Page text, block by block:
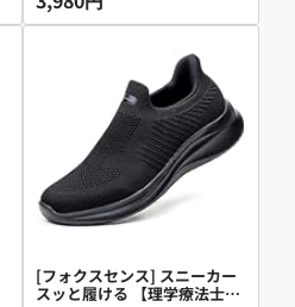
グ ストレートチップ スニーカ
防滑 内羽根 軽量 防水 高級レ
ザー フォーマル ブラック
26.5CM QS2358-01
[フォクスセンス] スニーカー
スッと履ける 【理学療法士推